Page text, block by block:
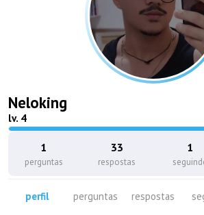
Neloking
lv. 4
1
perguntas
33
respostas
1
perfil perguntas respostas